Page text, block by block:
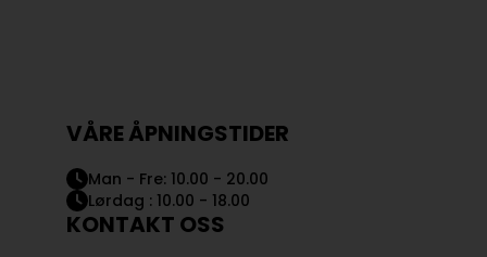
VÅRE ÅPNINGSTIDER
Man - Fre: 10.00 - 20.00
Lørdag : 10.00 - 18.00
KONTAKT OSS